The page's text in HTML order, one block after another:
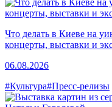
Что делать в Киеве на
концерты, выставки и
06.08.2026
#Культура#Пресс-релизы